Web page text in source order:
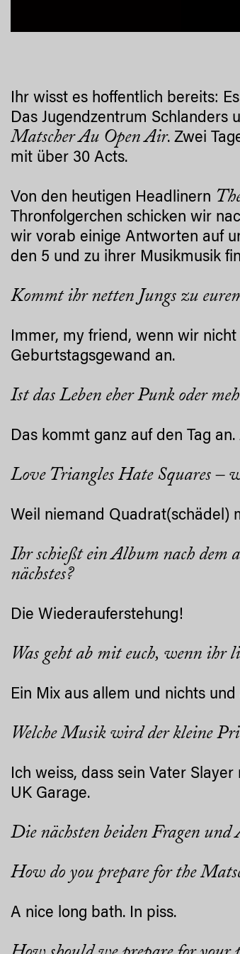
Ihr wisst es hoffentlich bereits:
Das Jugendzentrum Schlanders
Matscher Au Open Air. Zwei
mit über 30 Acts.
Von den heutigen Headlinern
Thronfolgerchen schicken wir
wir vorab einige Antworten auf
den 5 und zu ihrer Musikmusik
Kommt ihr netten Jungs zu
Immer, my friend, wenn wir
Geburtstagsgewand an.
Ist das Leben eher Punk oder
Das kommt ganz auf den Tag
Love Triangles Hate Squares –
Weil niemand Quadrat(schädel)
Ihr schießt ein Album nach dem
nächstes?
Die Wiederauferstehung!
Was geht ab mit euch, wenn ihr
Ein Mix aus allem und nichts und
Welche Musik wird der kleine
Ich weiss, dass sein Vater
UK Garage.
Die nächsten beiden Fragen
How do you prepare for the
A nice long bath. In piss.